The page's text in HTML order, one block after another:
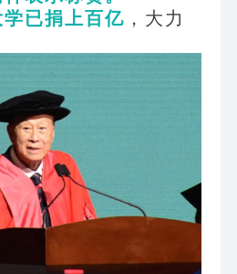
已捐上百亿 ，大力